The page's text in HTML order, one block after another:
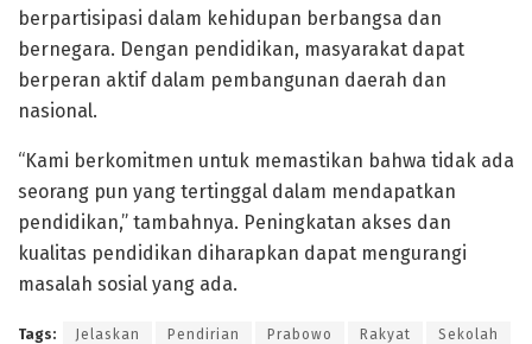
berpartisipasi dalam kehidupan berbangsa dan
bernegara. Dengan pendidikan, masyarakat dapat
berperan aktif dalam pembangunan daerah dan
nasional.
“Kami berkomitmen untuk memastikan bahwa tidak ada
seorang pun yang tertinggal dalam mendapatkan
pendidikan,” tambahnya. Peningkatan akses dan
kualitas pendidikan diharapkan dapat mengurangi
masalah sosial yang ada.
Tags: Jelaskan Pendirian Prabowo Rakyat Sekolah